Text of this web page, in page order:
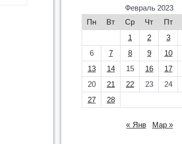
Февраль 2023
Пн
Вт Ср Чт Пт
1
2 3
6
7 8 9 10
13
14 15 16 17
20
21 22 23 24
27
28
« Янв Мар »